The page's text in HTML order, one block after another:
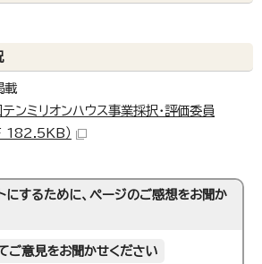
載
ンミリオンハウス事業採択・評価委員
182.5KB）
にするために、ページのご感想をお聞か
ご意見をお聞かせください